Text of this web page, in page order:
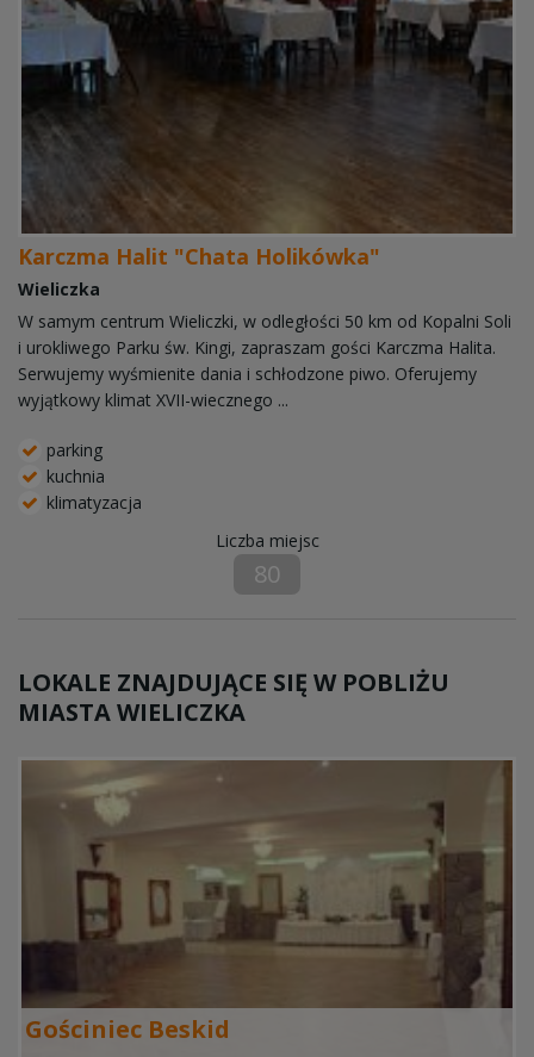
Karczma Halit "Chata Holikówka"
Wieliczka
W samym centrum Wieliczki, w odległości 50 km od Kopalni Soli
i urokliwego Parku św. Kingi, zapraszam gości Karczma Halita.
Serwujemy wyśmienite dania i schłodzone piwo. Oferujemy
wyjątkowy klimat XVII-wiecznego ...
parking
kuchnia
klimatyzacja
Liczba miejsc
80
LOKALE ZNAJDUJĄCE SIĘ W POBLIŻU
MIASTA WIELICZKA
Gościniec Beskid